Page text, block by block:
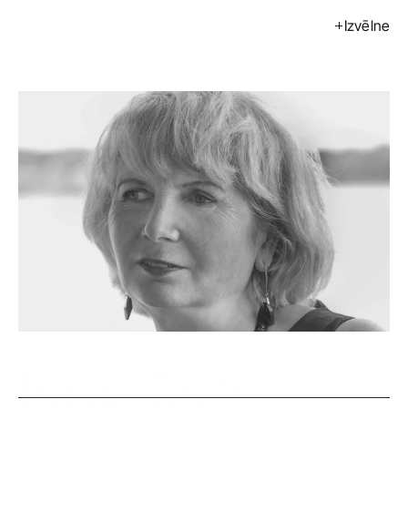
Izvēlne
Pasākumi
Mākslinieki
Kalendārs
Pirkt
Par mums
Kontakti
ENG
Baiba Osīte